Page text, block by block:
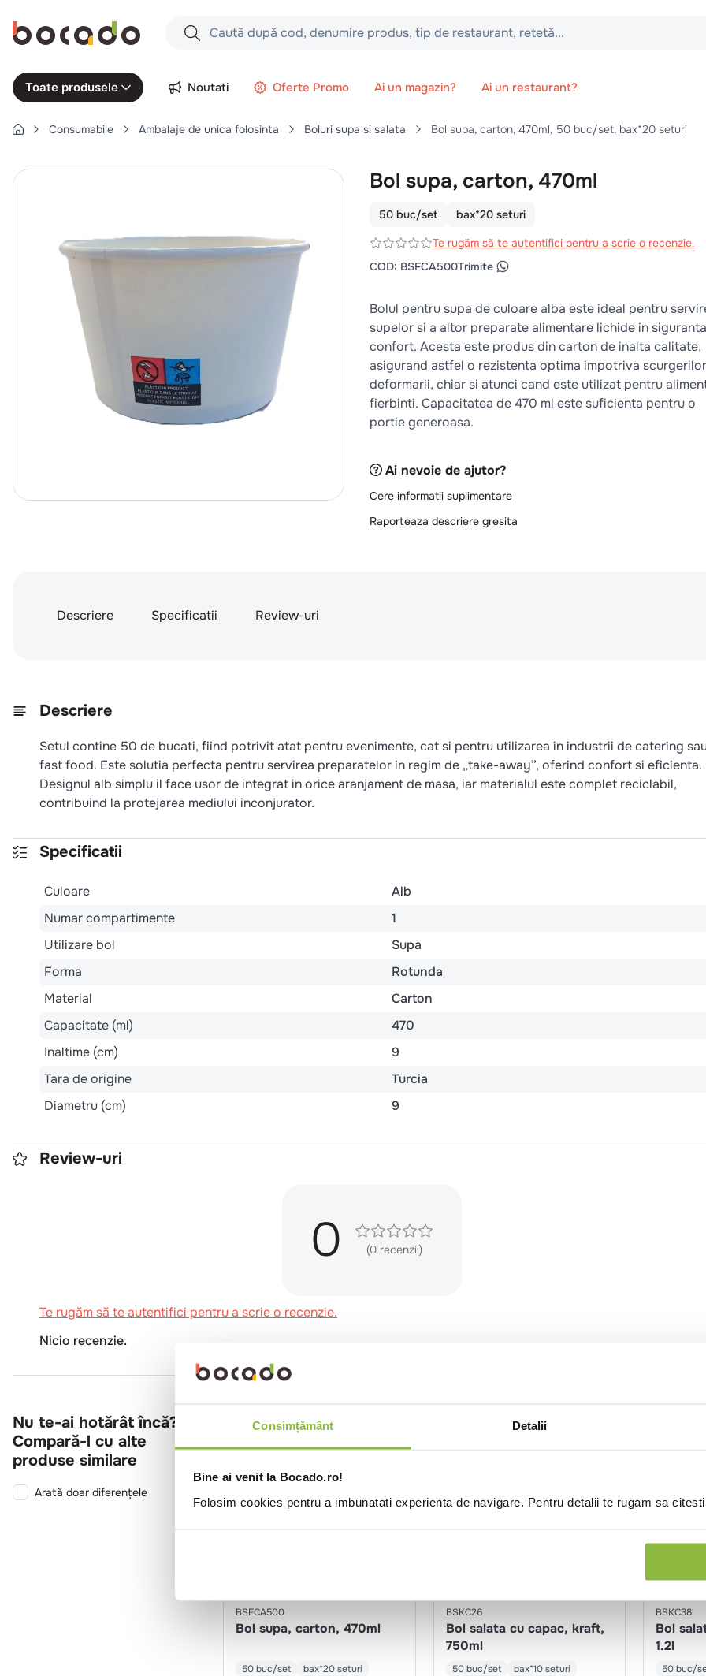
Consimțământ Detalii
Bine ai venit la Bocado.ro!
Folosim cookies pentru a imbunatati experienta de navigare. Pentru detalii te rugam sa
Caută după cod, denumire produs, tip de restaurant, retetă...
Căutări populare
3. pui
6. coaste
Toate produsele Noutati Oferte Promo Ai un magazin? Ai un restaurant?
Consumabile Ambalaje de unica folosinta Boluri supa si salata Bol supa, carton, 470ml, 50 buc/set, bax*20 seturi
Bol supa, carton, 470ml
50 buc/set bax*20 seturi
Te rugăm să te autentifici pentru a scrie o recenzie.
COD: BSFCA500Trimite
Bolul pentru supa de culoare alba este ideal pentru
supelor si a altor preparate alimentare lichide in
confort. Acesta este produs din carton de inalta calitate,
asigurand astfel o rezistenta optima impotriva
deformarii, chiar si atunci cand este utilizat pentru
fierbinti. Capacitatea de 470 ml este suficienta pentru o
portie generoasa.
Ai nevoie de ajutor?
Cere informatii suplimentare
Raporteaza descriere gresita
Descriere Specificatii Review-uri
Descriere
Setul contine 50 de bucati, fiind potrivit atat pentru evenimente, cat si pentru utilizarea in industrii de catering
fast food. Este solutia perfecta pentru servirea preparatelor in regim de „take-away”, oferind confort si eficienta.
Designul alb simplu il face usor de integrat in orice aranjament de masa, iar materialul este complet reciclabil,
contribuind la protejarea mediului inconjurator.
Specificatii
Culoare
Alb
Numar compartimente
1
Utilizare bol
Supa
Forma
Rotunda
Material
Carton
Capacitate (ml)
470
Inaltime (cm)
9
Tara de origine
Turcia
Diametru (cm)
9
Review-uri
0 (0 recenzii)
Te rugăm să te autentifici pentru a scrie o recenzie.
Nicio recenzie.
Nu te-ai hotărât încă?
Compară-l cu alte
produse similare
Arată doar diferențele
BSFCA500
Bol supa, carton, 470ml
50 buc/set bax*20 seturi
BSKC26
Bol salata cu capac, kraft,
750ml
50 buc/set bax*10 seturi
BSKC38
Bol
1.2l
50 buc/